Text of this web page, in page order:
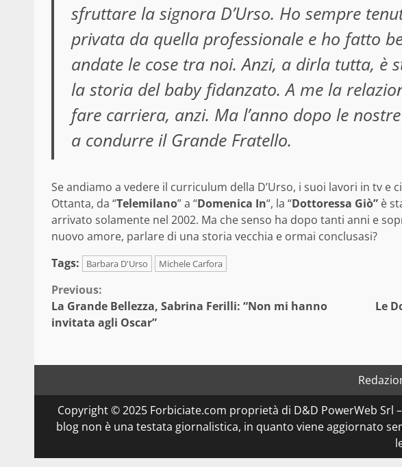
sfruttare la signora D’Urso. Ho sempre
privata da quella professionale e ho fatto
andate le cose tra noi. Anzi, a dirla tutta, è
la storia del baby fidanzato. A me la
fare carriera, anzi. Ma l’anno dopo le
a condurre il Grande Fratello.
Se andiamo a vedere il curriculum della D’Urso, i suoi lavori in tv e
Ottanta, da “Telemilano” a “Domenica In“, la “Dottoressa Giò” è
arrivato solamente nel 2002. Ma che senso ha dopo tanti anni e
nuovo amore, parlare di una storia vecchia e ormai conclusasi?
Tags:
Barbara D'Urso Michele Carfora
Continue
Reading
Previous:
La Grande Bellezza, Sabrina Ferilli: “Non mi hanno
invitata agli Oscar”
Le
Copyright © 2025 Forbiciate.com proprietà di D&D PowerWeb Srl
blog non è una testata giornalistica, in quanto viene aggiornato